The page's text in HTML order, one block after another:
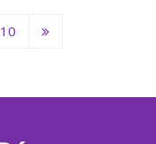
10
Page